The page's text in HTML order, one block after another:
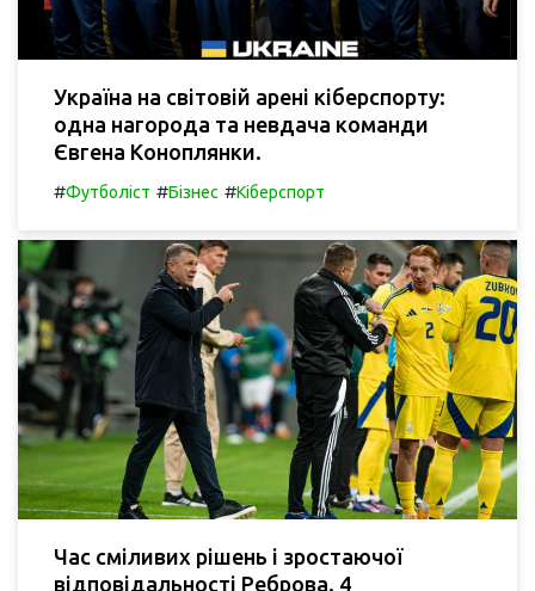
Україна на світовій арені кіберспорту:
одна нагорода та невдача команди
Євгена Коноплянки.
#Футболіст #Бізнес #Кіберспорт
Час сміливих рішень і зростаючої
відповідальності Реброва. 4